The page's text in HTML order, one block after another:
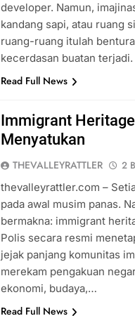
developer. Namun,
kandang sapi, atau ruang
ruang-ruang itulah
kecerdasan buatan
Read Full News
Immigrant
Menyatukan
THEVALLEYRATTLER 2
thevalleyrattler.com –
pada awal musim panas.
bermakna: immigrant
Polis secara resmi
jejak panjang komunitas
merekam pengakuan
ekonomi, budaya,…
Read Full News